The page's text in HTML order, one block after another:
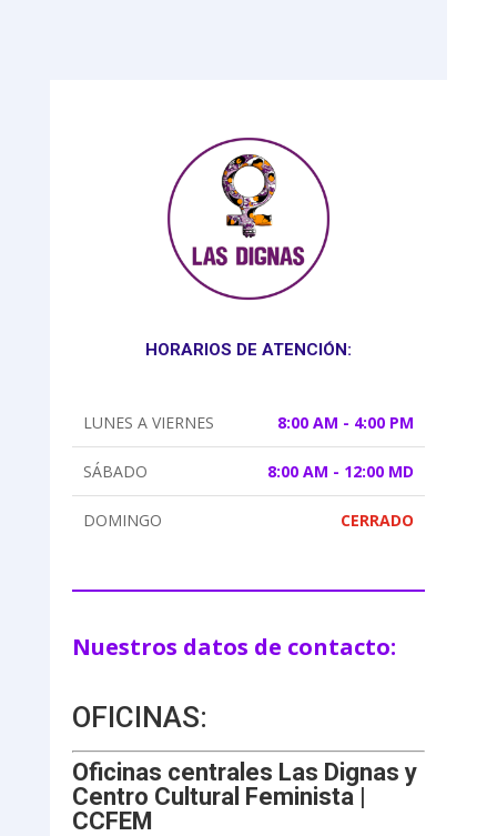
HORARIOS DE ATENCIÓN:
LUNES A VIERNES 8:00 AM - 4:00 PM
SÁBADO 8:00 AM - 12:00 MD
DOMINGO CERRADO
Nuestros datos de contacto:
OFICINAS:
Oficinas centrales Las Dignas y
Centro Cultural Feminista |
CCFEM